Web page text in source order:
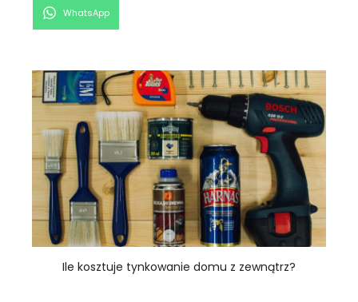
Share
WhatsApp
Ile kosztuje tynkowanie domu z zewnątrz?